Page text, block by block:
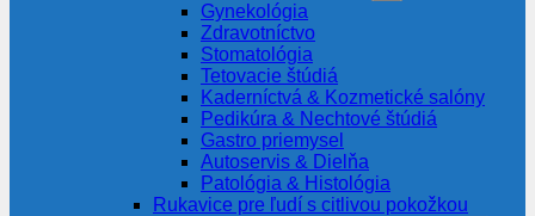
Gynekológia
Zdravotníctvo
Stomatológia
Tetovacie štúdiá
Kaderníctvá & Kozmetické salóny
Pedikúra & Nechtové štúdiá
Gastro priemysel
Autoservis & Dielňa
Patológia & Histológia
Rukavice pre ľudí s citlivou pokožkou